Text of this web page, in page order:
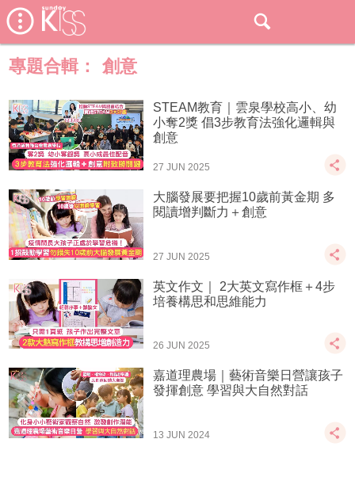
專題合輯： 創意
STEAM教育｜雲泉學校高小、幼
小奪2獎 倡3步教育法強化邏輯與
創意
27 JUN 2025
大腦發展要把握10歲前黃金期 多
閱讀增判斷力＋創意
27 JUN 2025
英文作文｜ 2大英文寫作框＋4步
培養構思和思維能力
26 JUN 2025
嘉道理農場｜藝術音樂日營讓孩子
發揮創意 學習與大自然對話
13 JUN 2024